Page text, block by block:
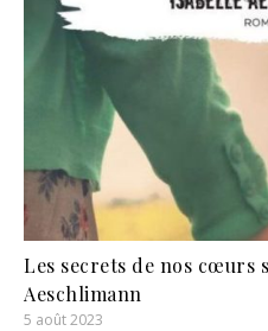
Les secrets de nos cœurs
Aeschlimann
5 août 2023